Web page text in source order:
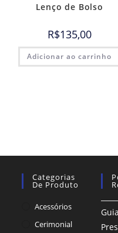
Lenço de Bolso
R$135,00
Adicionar ao carrinho
Categorias
De Produto
Acessórios
Cerimonial